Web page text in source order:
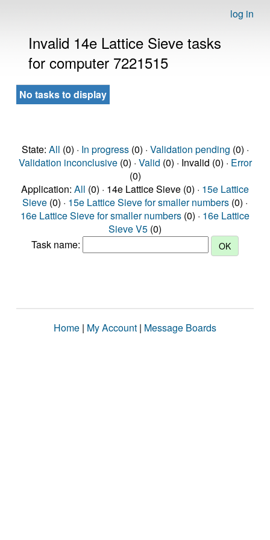
log in
Invalid 14e Lattice Sieve tasks
for computer 7221515
No tasks to display
State: All (0) · In progress(0) · Validation pending (0) ·
Validation inconclusive(0) · Valid (0) · Invalid (0) · Error
(0)
Application: All (0) · 14e Lattice Sieve (0) · 15e Lattice
Sieve (0) · 15e Lattice Sieve for smaller numbers (0) ·
16e Lattice Sieve for smaller numbers (0) · 16e Lattice
Sieve V5 (0)
Task name:
Home | My Account | Message Boards